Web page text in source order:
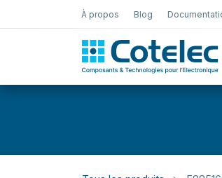
À propos Blog